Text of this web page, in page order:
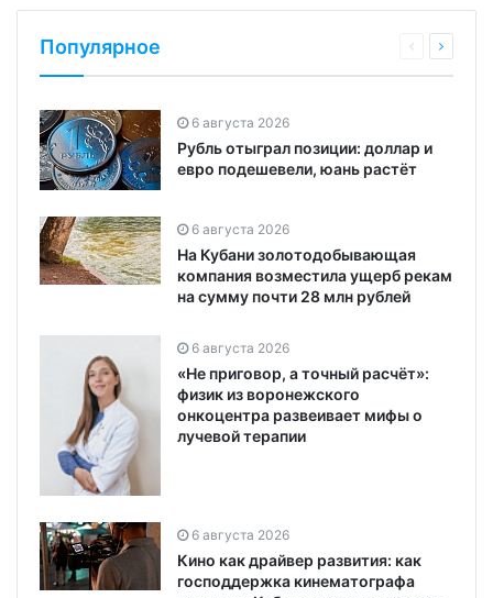
Популярное
6 августа 2026
Рубль отыграл позиции: доллар и
евро подешевели, юань растёт
6 августа 2026
На Кубани золотодобывающая
компания возместила ущерб рекам
на сумму почти 28 млн рублей
6 августа 2026
«Не приговор, а точный расчёт»:
физик из воронежского
онкоцентра развеивает мифы о
лучевой терапии
6 августа 2026
Кино как драйвер развития: как
господдержка кинематографа